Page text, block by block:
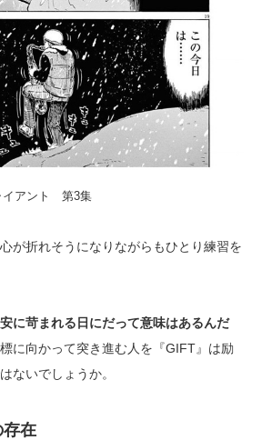
イアント 第3集
が折れそうになりながらもひとり練習を
に苛まれる日にだって意味はあるんだ
に向かって突き進む人を『GIFT』は励
ないでしょうか。
存在